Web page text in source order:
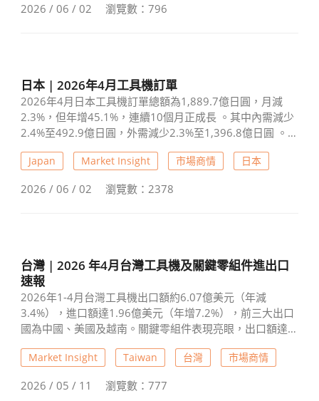
減少近 9% ，新一波變數仍讓市場抱持觀望態度 。
2026 / 06 / 02 瀏覽數：796
日本 | 2026年4月工具機訂單
2026年4月日本工具機訂單總額為1,889.7億日圓，月減
2.3%，但年增45.1%，連續10個月正成長 。其中內需減少
2.4%至492.9億日圓，外需減少2.3%至1,396.8億日圓 。
Japan Market Insight 市場商情 日本
2026 / 06 / 02 瀏覽數：2378
台灣 | 2026 年4月台灣工具機及關鍵零組件進出口
速報
2026年1-4月台灣工具機出口額約6.07億美元（年減
3.4%），進口額達1.96億美元（年增7.2%），前三大出口
國為中國、美國及越南。關鍵零組件表現亮眼，出口額達
24.5%），顯示零組件市場需求持續回升。
Market Insight Taiwan 台灣 市場商情
2026 / 05 / 11 瀏覽數：777